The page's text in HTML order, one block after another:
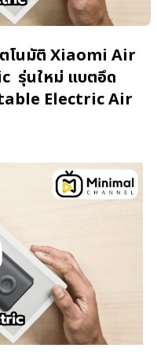
โนมัติ Xiaomi Air
รุ่นใหม่ แบตอึด
Electric Air